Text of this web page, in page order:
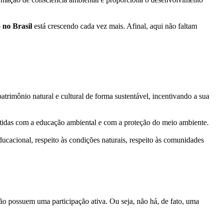
no Brasil está crescendo cada vez mais. Afinal, aqui não faltam
natural e cultural de forma sustentável, incentivando a sua
com a educação ambiental e com a proteção do meio ambiente.
respeito às condições naturais, respeito às comunidades
possuem uma participação ativa. Ou seja, não há, de fato, uma